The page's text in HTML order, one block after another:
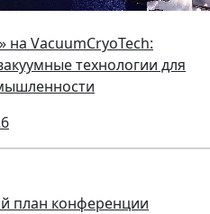
на VacuumCryoTech:
технологии для
план конференции